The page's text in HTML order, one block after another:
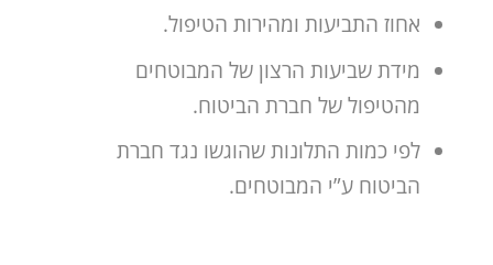
אחוז התביעות ומהירות הטיפול.
מידת שביעות הרצון של המבוטחים
מהטיפול של חברת הביטוח.
לפי כמות התלונות שהוגשו נגד חברת
הביטוח ע”י המבוטחים.